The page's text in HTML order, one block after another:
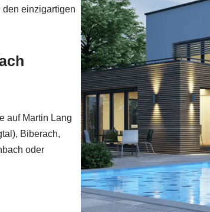
den einzigartigen
auf Martin Lang
Biberach,
oder